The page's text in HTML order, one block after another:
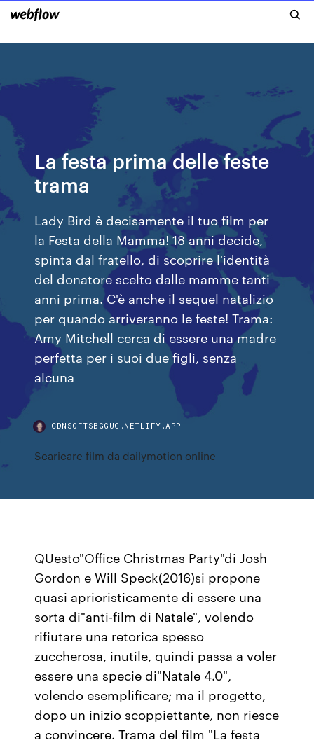
La festa prima delle feste
trama
Lady Bird è decisamente il tuo film per
la Festa della Mamma! 18 anni decide,
spinta dal fratello, di scoprire l'identità
del donatore scelto dalle mamme tanti
anni prima. C'è anche il sequel natalizio
per quando arriveranno le feste! Trama:
Amy Mitchell cerca di essere una madre
perfetta per i suoi due figli, senza
alcuna
CDNSOFTSBGGUG.NETLIFY.APP
Scaricare film da dailymotion online
QUesto"Office Christmas Party"di Josh
Gordon e Will Speck(2016)si propone
quasi aprioristicamente di essere una
sorta di"anti-film di Natale", volendo
rifiutare una retorica spesso
zuccherosa, inutile, quindi passa a voler
essere una specie di"Natale 4.0",
volendo esemplificare; ma il progetto,
dopo un inizio scoppiettante, non riesce
a convincere. Trama del film "La festa